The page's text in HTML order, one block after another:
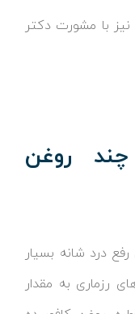
با مشورت دکتر
چند روغن
درد شانه بسیار
رزماری به مقدار